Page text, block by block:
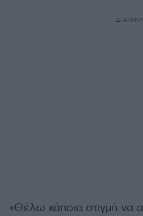
«Θέλω κάποια στιγμή να